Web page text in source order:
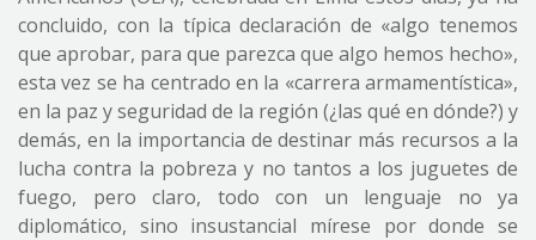
concluido, con la típica declaración de «algo tenemos
que aprobar, para que parezca que algo hemos hecho»,
esta vez se ha centrado en la «carrera armamentística»,
en la paz y seguridad de la región (¿las qué en dónde?) y
demás, en la importancia de destinar más recursos a la
lucha contra la pobreza y no tantos a los juguetes de
fuego, pero claro, todo con un lenguaje no ya
diplomático, sino insustancial mírese por donde se